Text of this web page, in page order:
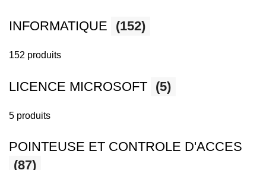
INFORMATIQUE (152)
152 produits
LICENCE MICROSOFT (5)
5 produits
POINTEUSE ET CONTROLE D'ACCES
(87)